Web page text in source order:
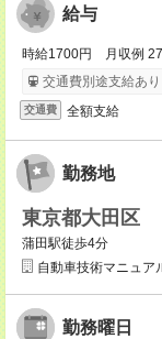
給与
時給1700円 月収例
交通費別途支給あり
交通費 全額支給
勤務地
東京都大田区
蒲田駅徒歩4分
自動車技術マニュア
勤務曜日